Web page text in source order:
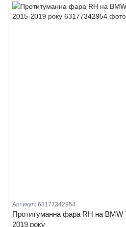
Артикул: 63177342954
Протитуманна фара RH на BMW
2019 року